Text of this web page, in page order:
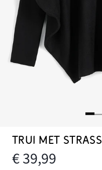
TRUI MET STRASS
€ 39,99